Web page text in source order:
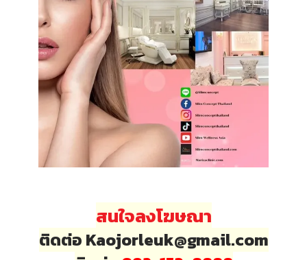
สนใจลงโฆษณา
ติดต่อ Kaojorleuk@gmail.com